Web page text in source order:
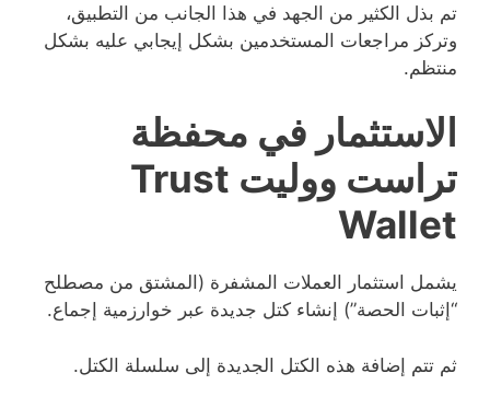
تم بذل الكثير من الجهد في هذا الجانب من التطبيق،
وتركز مراجعات المستخدمين بشكل إيجابي عليه بشكل
منتظم.
الاستثمار في محفظة
تراست ووليت Trust
Wallet
يشمل استثمار العملات المشفرة (المشتق من مصطلح
“إثبات الحصة”) إنشاء كتل جديدة عبر خوارزمية إجماع.
ثم تتم إضافة هذه الكتل الجديدة إلى سلسلة الكتل.